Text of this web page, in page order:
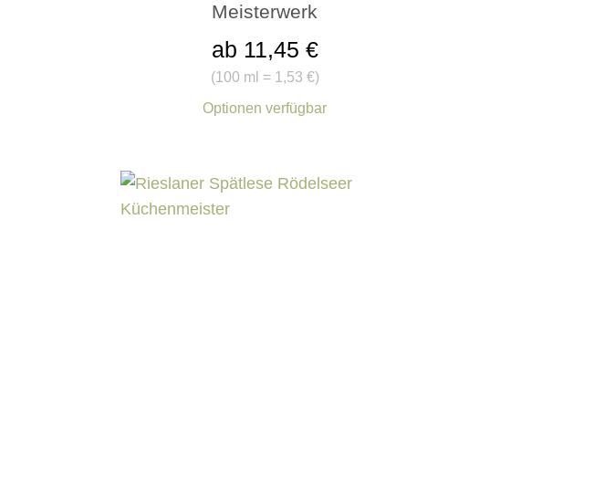
Meisterwerk
(100 ml = 1,53 €)
ab 11,45 €
Optionen verfügbar